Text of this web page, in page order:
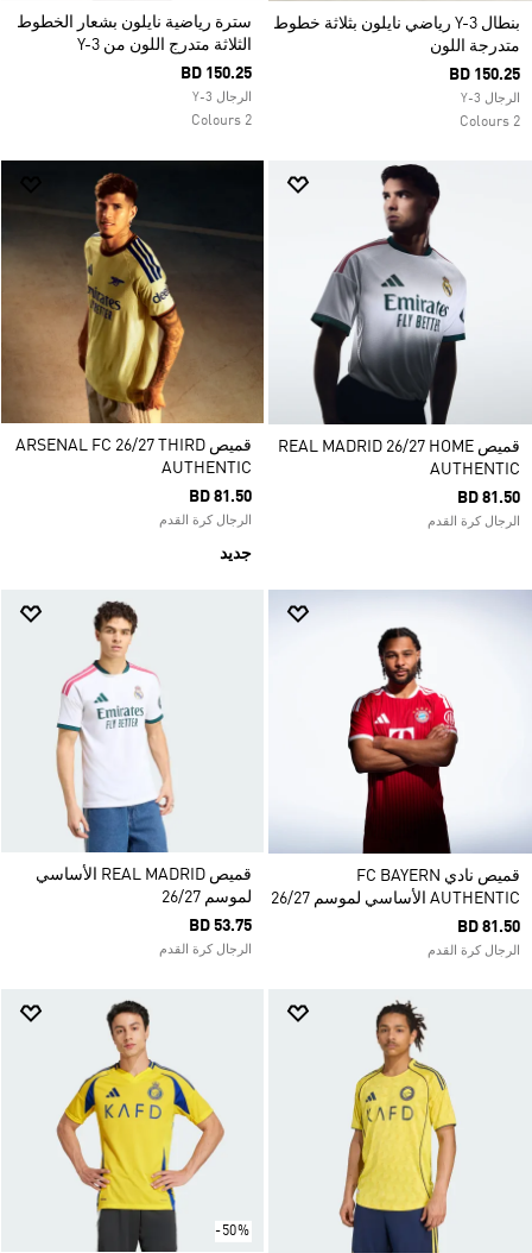
بنطال Y-3 رياضي نايلون بثلاثة خطوط
متدرجة اللون
BD 150.25
الرجال Y-3
2 Colours
سترة رياضية نايلون بشعار الخطوط
الثلاثة متدرج اللون من Y-3
BD 150.25
الرجال Y-3
2 Colours
قميص REAL MADRID 26/27 HOME
AUTHENTIC
BD 81.50
الرجال كرة القدم
قميص ARSENAL FC 26/27 THIRD
AUTHENTIC
BD 81.50
الرجال كرة القدم
جديد
قميص نادي FC BAYERN
AUTHENTIC الأساسي لموسم 26/27
BD 81.50
الرجال كرة القدم
قميص REAL MADRID الأساسي
لموسم 26/27
BD 53.75
الرجال كرة القدم
-50%